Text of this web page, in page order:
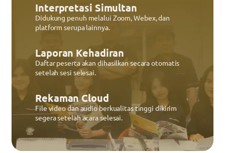
Interpretasi Simultan
Didukung penuh melalui Zoom, Webex, dan
platform serupa lainnya.
Laporan Kehadiran
Daftar peserta akan dihasilkan secara otomatis
setelah sesi selesai.
Rekaman Cloud
File video dan audio berkualitas tinggi dikirim
segera setelah acara selesai.